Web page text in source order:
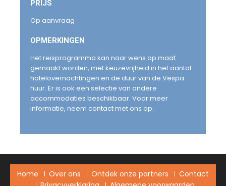
PRIJS
Op aanvraag
OPMERKINGEN
Het reisprogramma kan naar wens op maat
gemaakt worden, met keuzevrijheid in het aantal
hotelovernachtingen en de duur van de Vespa
huur. Er is ook een selectie van andere
accommodaties beschikbaar. Voor meer
informatie, neem contact met ons op.
Home Over ons Ontdek onze partners
Contact